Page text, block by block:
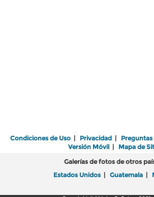
Condiciones de Uso | Privacidad |
Versión Móvil| Mapa de
Galerías de fotos de otros
Estados Unidos | Guatemala |